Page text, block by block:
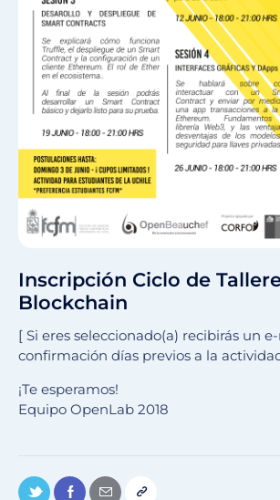
Inscripción Ciclo de
Blockchain
[ Si eres seleccionado(a) recibirás un
confirmación días previos a la
¡Te esperamos!
Equipo OpenLab 2018